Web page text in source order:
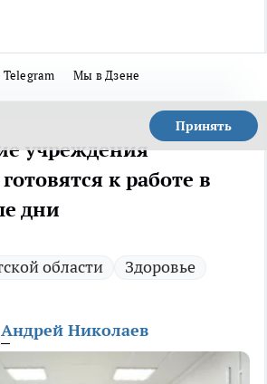
Мы в Дзене
Принять
учреждения
к работе в
дни
области Здоровье
Андрей Николаев